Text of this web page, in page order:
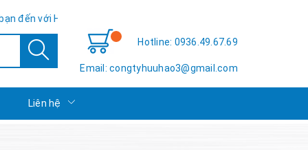
Hữu Hảo TSE - Sự hài lòng của bạn là thành công của chúng tôi!
Hotline: 0936.49.67.69
Email: congtyhuuhao3@gmail.com
Liên hệ